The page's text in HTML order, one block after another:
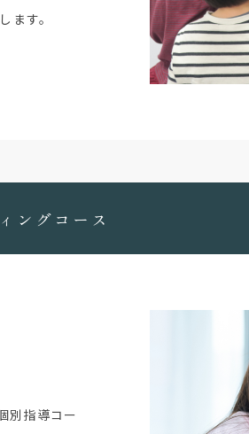
ます。
ングコース
別指導コー